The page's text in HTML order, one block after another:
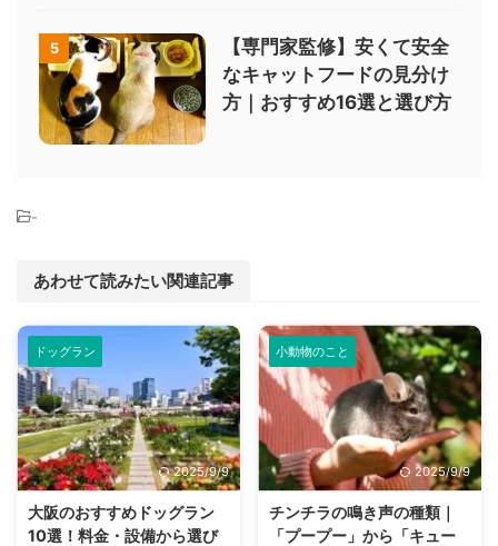
5
【専門家監修】安くて安全
なキャットフードの見分け
方｜おすすめ16選と選び方
-
あわせて読みたい関連記事
ドッグラン
2025/9/9
大阪のおすすめドッグラン
10選！料金・設備から選び
小動物のこと
2025/9/9
チンチラの鳴き声の種類｜
「プープー」から「キュー